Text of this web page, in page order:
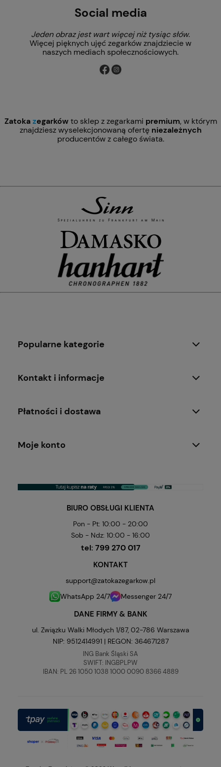
Social media
Jeden obraz jest wart więcej niż tysiąc słów.
Więcej pięknych ujęć zegarków znajdziecie w
naszych mediach społecznościowych.
Zatokazegarkówto sklep z zegarkami premium, w którym
znajdziesz wyselekcjonowaną ofertę niezależnych
producentów z całego świata.
Popularne kategorie
Kontakt i informacje
Płatności i dostawa
Moje konto
BIURO OBSŁUGI KLIENTA
Pon - Pt: 10:00 - 20:00
Sob - Ndz: 10:00 - 16:00
tel: 799 270 017
KONTAKT
support@zatokazegarkow.pl
WhatsApp 24/7
Messenger 24/7
DANE FIRMY & BANK
ul. Związku Walki Młodych 1/87, 02-786 Warszawa
NIP: 9512414991 | REGON: 364671287
ING Bank Śląski SA
SWIFT: INGBPLPW
IBAN: PL 26 1050 1038 1000 0090 8366 4889